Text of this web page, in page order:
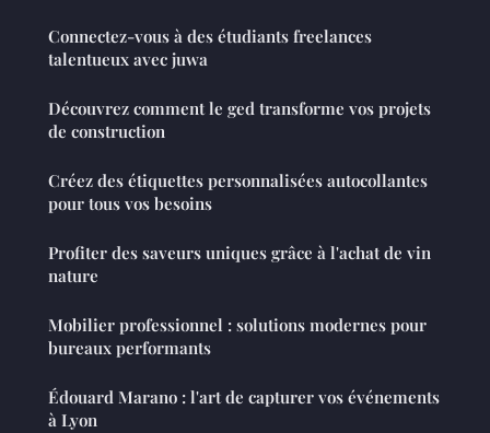
Connectez-vous à des étudiants freelances
talentueux avec juwa
Découvrez comment le ged transforme vos projets
de construction
Créez des étiquettes personnalisées autocollantes
pour tous vos besoins
Profiter des saveurs uniques grâce à l'achat de vin
nature
Mobilier professionnel : solutions modernes pour
bureaux performants
Édouard Marano : l'art de capturer vos événements
à Lyon